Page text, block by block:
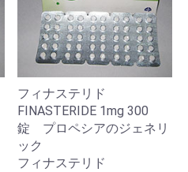
フィナステリド
FINASTERIDE 1mg 300
錠 プロペシアのジェネリ
ック
フィナステリド